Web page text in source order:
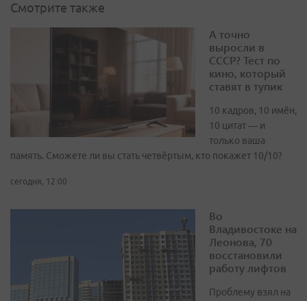
Смотрите также
А точно
выросли в
СССР? Тест по
кино, который
ставят в тупик
10 кадров, 10 имён,
10 цитат — и
только ваша
память. Сможете ли вы стать четвёртым, кто покажет 10/10?
сегодня, 12:00
Во
Владивостоке на
Леонова, 70
восстановили
работу лифтов
Проблему взял на